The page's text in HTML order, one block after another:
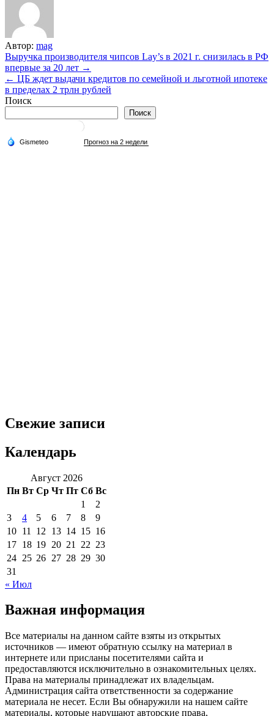
Автор: mag
Навигация
по
записям
Выручка производителя чипсов Lay’s в 2021 г. снизилась в РФ
впервые за 20 лет →
← ЦБ ждет выдачи кредитов по семейной и льготной ипотеке
в пределах 2 трлн рублей
Поиск
Поиск
Свежие записи
Календарь
Август 2026
Пн Вт Ср Чт Пт Сб Вс
1
2
3
4 5 6 7 8
9
10 11 12 13 14 15 16
17 18 19 20 21 22 23
24 25 26 27 28 29 30
31
« Июл
Важная информация
Все материалы на данном сайте взяты из открытых
источников — имеют обратную ссылку на материал в
интернете или присланы посетителями сайта и
предоставляются исключительно в ознакомительных целях.
Права на материалы принадлежат их владельцам.
Администрация сайта ответственности за содержание
материала не несет. Если Вы обнаружили на нашем сайте
материалы, которые нарушают авторские права,